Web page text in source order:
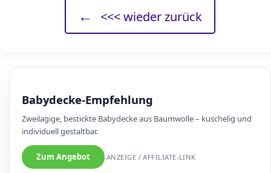
← <<< wieder zurück
Babydecke-Empfehlung
Zweilagige, bestickte Babydecke aus Baumwolle – kuschelig und
individuell gestaltbar.
Zum Angebot ANZEIGE / AFFILIATE-LINK